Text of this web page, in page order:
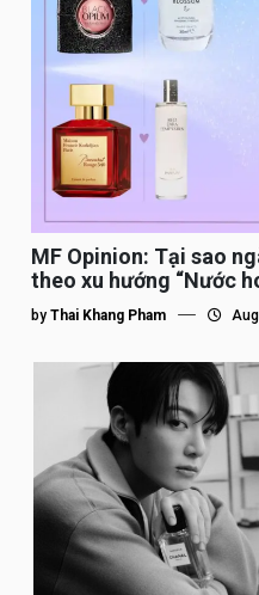
MF Opinion: Tại sao
theo xu hướng “Nước
by Thai Khang Pham